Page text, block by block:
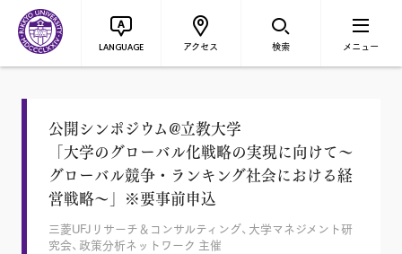
LANGUAGE アクセス 検索 メニュー
公開シンポジウム@立教大学
「大学のグローバル化戦略の実現に向けて～
グローバル競争・ランキング社会における経
営戦略～」※要事前申込
三菱UFJリサーチ＆コンサルティング、大学マネジメント研
究会、政策分析ネットワーク 主催